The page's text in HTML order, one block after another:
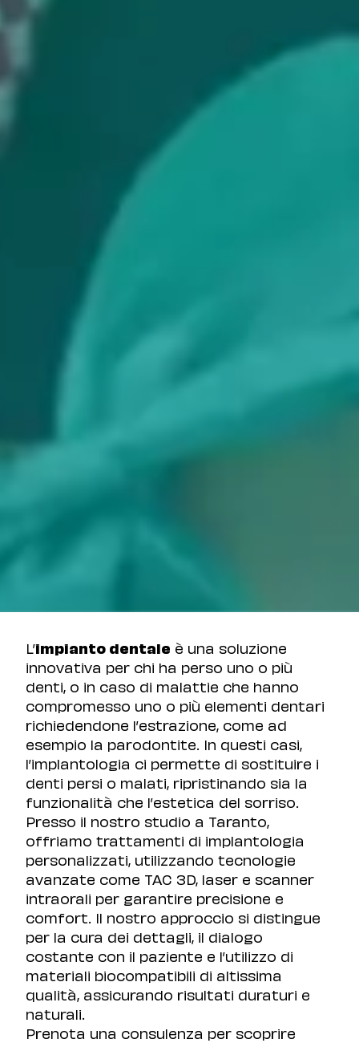
L’impianto dentale è una soluzione
innovativa per chi ha perso uno o più
denti, o in caso di malattie che hanno
compromesso uno o più elementi dentari
richiedendone l’estrazione, come ad
esempio la parodontite. In questi casi,
l’implantologia ci permette di sostituire i
denti persi o malati, ripristinando sia la
funzionalità che l’estetica del sorriso.
Presso il nostro studio a Taranto,
offriamo trattamenti di implantologia
personalizzati, utilizzando tecnologie
avanzate come TAC 3D, laser e scanner
intraorali per garantire precisione e
comfort. Il nostro approccio si distingue
per la cura dei dettagli, il dialogo
costante con il paziente e l’utilizzo di
materiali biocompatibili di altissima
qualità, assicurando risultati duraturi e
naturali.
Prenota una consulenza per scoprire